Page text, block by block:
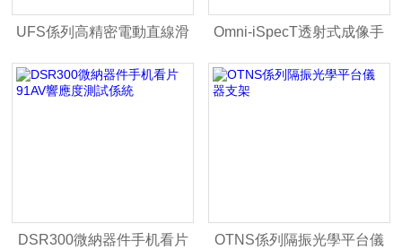
UFS係列高精密電動直線滑
台
Omni-iSpecT透射式成像手
机看片91AV儀
DSR300微納器件手机看片 OTNS係列隔振光學平台儀